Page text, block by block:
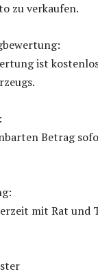
zu verkaufen.
ist
Betrag
mit Rat und